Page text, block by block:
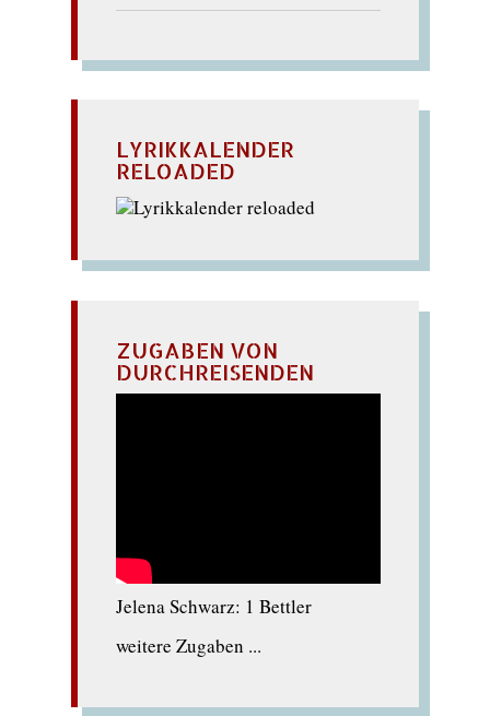
LYRIKKALENDER
RELOADED
ZUGABEN VON
DURCHREISENDEN
Jelena Schwarz: 1 Bettler
weitere Zugaben ...